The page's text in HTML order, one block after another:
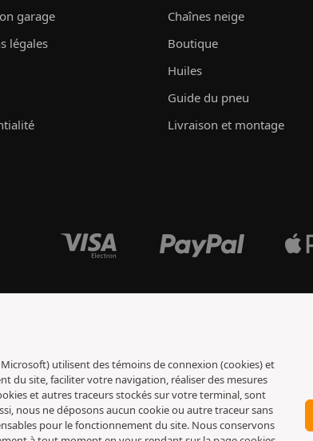
garage
légales
Chaînes neige
Boutique
Huiles
Guide du pneu
Livraison et montage
Microsoft) utilisent des témoins de connexion (cookies) et
du site, faciliter votre navigation, réaliser des mesures
et autres traceurs stockés sur votre terminal, sont
nous ne déposons aucun cookie ou autre traceur sans
pour le fonctionnement du site. Nous conservons